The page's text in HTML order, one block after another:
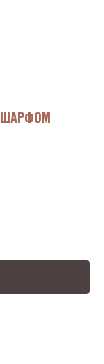
ШАРФОМ